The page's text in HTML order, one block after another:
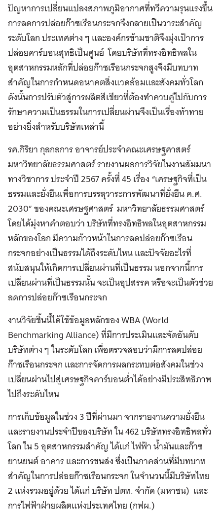
ปัญหาการเปลี่ยนแปลงสภาพภูมิอากาศที่ทวีความรุนแรงขึ้น
การลดการปล่อยก๊าซเรือนกระจกจึงกลายเป็นวาระสำคัญ
ระดับโลก ประเทศต่าง ๆ และองค์กรข้ามชาติจึงมุ่งเป้าการ
ปล่อยคาร์บอนสุทธิเป็นศูนย์ โดยบริษัทที่ทรงอิทธิพลใน
อุตสาหกรรมหลักที่ปล่อยก๊าซเรือนกระจกสูงจึงมีบทบาท
สำคัญในการกำหนดอนาคตสิ่งแวดล้อมและสังคมทั่วโลก
ดังนั้นการปรับตัวสู่การผลิตสีเขียวที่ต้องทำควบคู่ไปกับการ
รักษาความเป็นธรรมในการเปลี่ยนผ่านจึงเป็นเรื่องท้าทาย
อย่างยิ่งสำหรับบริษัทเหล่านี้
รศ.กิริยา กุลกลการ อาจารย์ประจำคณะเศรษฐศาสตร์
มหาวิทยาลัยธรรมศาสตร์ รายงานผลการวิจัยในงานสัมมนา
ทางวิชาการ ประจำปี 2567 ครั้งที่ 45 เรื่อง “เศรษฐกิจที่เป็น
ธรรมและยั่งยืนเพื่อการบรรลุวาระการพัฒนาที่ยั่งยืน ค.ศ.
2030” ของคณะเศรษฐศาสตร์ มหาวิทยาลัยธรรมศาสตร์
โดยได้มุ่งหาคำตอบว่า บริษัทที่ทรงอิทธิพลในอุตสาหกรรม
หลักของโลก มีความก้าวหน้าในการลดปล่อยก๊าซเรือน
กระจกอย่างเป็นธรรมได้ถึงระดับไหน และปัจจัยอะไรที่
สนับสนุนให้เกิดการเปลี่ยนผ่านที่เป็นธรรม นอกจากนี้การ
เปลี่ยนผ่านที่เป็นธรรมนั้น จะเป็นอุปสรรค หรือจะเป็นตัวช่วย
ลดการปล่อยก๊าซเรือนกระจก
งานวิจัยชิ้นนี้ได้ใช้ข้อมูลหลักของ WBA (World
Benchmarking Alliance) ที่มีการประเมินและจัดอันดับ
บริษัทต่าง ๆ ในระดับโลก เพื่อตรวจสอบว่ามีการลดปล่อย
ก๊าซเรือนกระจก และการจัดการผลกระทบต่อสังคมในช่วง
เปลี่ยนผ่านไปสู่เศรษฐกิจคาร์บอนต่ำได้อย่างมีประสิทธิภาพ
ไปถึงระดับไหน
การเก็บข้อมูลในช่วง 3 ปีที่ผ่านมา จากรายงานความยั่งยืน
และรายงานประจำปีของบริษัท ใน 462 บริษัททรงอิทธิพลทั่ว
โลก ใน 5 อุตสาหกรรมสำคัญ ได้แก่ ไฟฟ้า น้ำมันและก๊าซ
ยานยนต์ อาคาร และการขนส่ง ซึ่งเป็นภาคส่วนที่มีบทบาท
สำคัญในการปล่อยก๊าซเรือนกระจก ในจำนวนนี้มีบริษัทไทย
2 แห่งรวมอยู่ด้วย ได้แก่ บริษัท ปตท. จำกัด (มหาชน) และ
การไฟฟ้าฝ่ายผลิตแห่งประเทศไทย (กฟผ.)